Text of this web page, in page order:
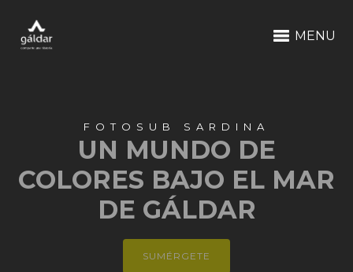
MENU
FOTOSUB SARDINA
UN MUNDO DE
COLORES BAJO EL MAR
DE GÁLDAR
SUMÉRGETE